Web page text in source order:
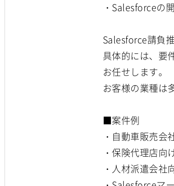
・Salesforceの
Salesforce請負
具体的には、要
お任せします。
お客様の業種は
■案件例
・自動車販売会
・保険代理店向
・人材派遣会社